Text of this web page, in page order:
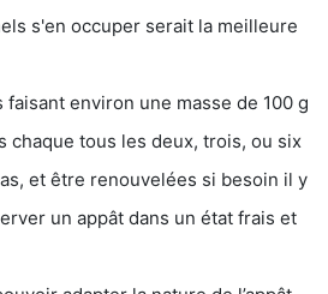
s'en occuper serait la meilleure
faisant environ une masse de 100 g
chaque tous les deux, trois, ou six
et être renouvelées si besoin il y
un appât dans un état frais et